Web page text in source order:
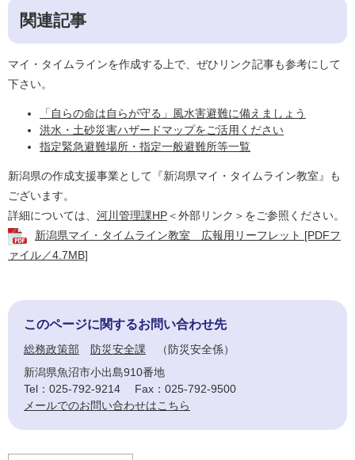
関連記事
マイ・タイムラインを作成する上で、ぜひリンク記事も参考にして
下さい。
「自らの命は自らが守る」風水害避難に備えましょう
洪水・土砂災害ハザードマップをご活用ください
指定緊急避難場所・指定一般避難所等一覧
新潟県の作成支援事業として『新潟県マイ・タイムライン教室』も
ございます。
詳細については、 河川管理課HP＜外部リンク＞ をご参照ください。
新潟県マイ・タイムライン教室 広報用リーフレット [PDFフ
ァイル／4.7MB]
このページに関するお問い合わせ先
総務政策部 防災安全課
防災安全係
新潟県魚沼市小出島910番地
Tel：025-792-9214
Fax：025-792-9500
メールでのお問い合わせはこちら